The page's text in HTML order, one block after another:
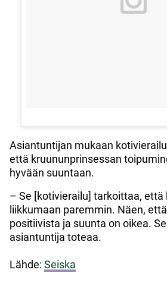
Asiantuntijan mukaan
että kruununprinsessan
hyvään suuntaan.
– Se [kotivierailu] tarkoittaa, että
liikkumaan paremmin. Näen,
positiivista ja suunta on oikea.
asiantuntija toteaa.
Lähde: Seiska